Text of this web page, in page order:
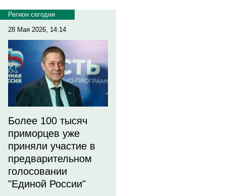
Регион сегодня
28 Мая 2026, 14:14
Более 100 тысяч
приморцев уже
приняли участие в
предварительном
голосовании
"Единой России"